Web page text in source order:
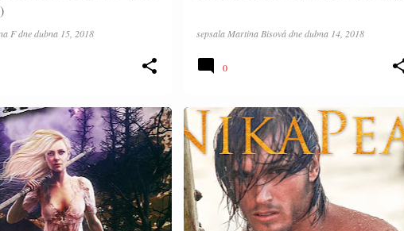
F dnedubna 15, 2018 sepsala Martina Bisová dnedubna 14, 2018
0
RECENZE